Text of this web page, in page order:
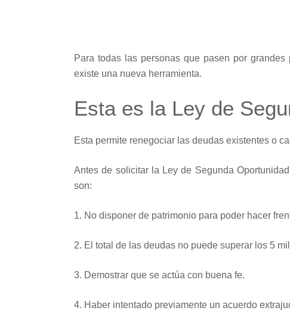
Para todas las personas que pasen por
existe una nueva herramienta.
Esta es la Ley de
Esta permite renegociar las deudas existentes o
Antes de solicitar la Ley de Segunda
son:
1. No disponer de patrimonio para poder hacer
2. El total de las deudas no puede superar los 5
3. Demostrar que se actúa con buena fe.
4. Haber intentado previamente un acuerdo